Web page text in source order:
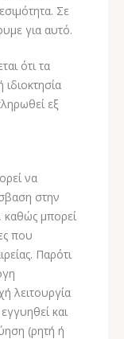
Σε
για αυτό.
ότι τα
εξ
να
στην
καθώς μπορεί
που
Παρότι
λειτουργία
και
(ρητή ή